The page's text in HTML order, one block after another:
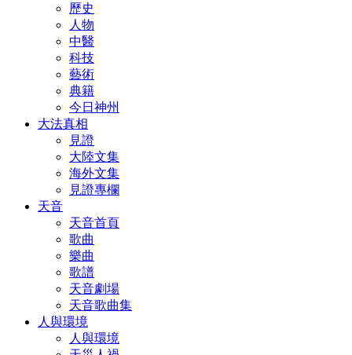
歷史
人物
中醫
科技
藝術
典籍
今日神州
大法真相
見證
大陸文集
海外文集
見證專欄
天音
天音首頁
歌曲
樂曲
歌譜
天音劇場
天音歌曲集
人與環境
人與環境